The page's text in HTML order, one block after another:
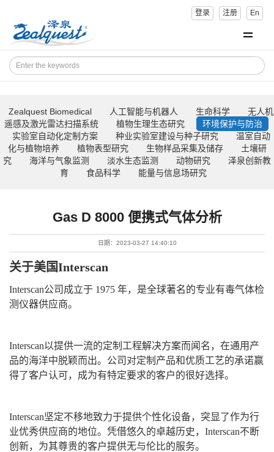
登录 注册 En
Zealquest Biomedical 人工智能与机器人 生命科学
无人机
遥感及激光雷达扫描系统
植物生理生态研究
环境保护与防治
实验室自动化定制方案
种业实验室建设与种子研究
温室自动
化与植物培养
植物表型研究 生物样品采集及储存
土壤研
究
海洋与气象监测 淡水生态监测 动物研究
泽泉创新教
育
食品科学 能量与信息场研究
Gas D 8000 便携式气体分析
日期：2023-03-27 14:40:10
关于美国Interscan
Interscan公司成立于 1975 年，是全球著名的专业有毒气体检
测仪器供应商。
Interscan以提供一流的定制工程解决方案而闻名，在通用产
品的海洋中脱颖而出。公司对定制产品和优质工艺的承诺赢
得了客户认可，成为有特定要求的客户的很好选择。
Interscan坚定不移地致力于提供个性化设备，突显了作为行
业优秀供应商的地位。凭借悠久的卓越历史，Interscan不断
创新，为其尊贵的客户提供无与伦比的服务。